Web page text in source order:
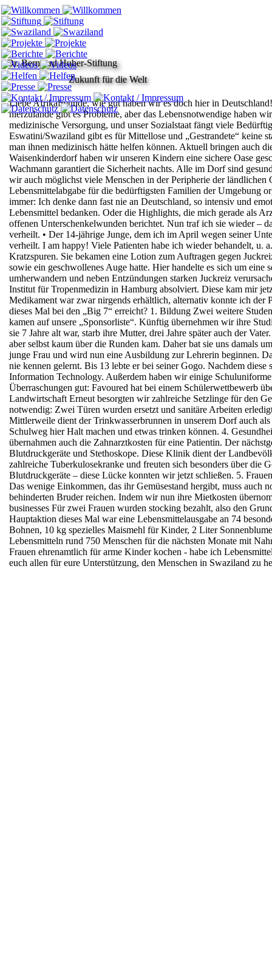
Dr. Bernhard Huber-Stiftung
Liebe Afrikafreunde, wie gut haben wir es doch hier in
hierzulande gibt es Probleme, aber das Lebensnotwendige haben
medizinische Versorgung, und unser Sozialstaat fängt viele
Eswatini/Swaziland gibt es für Mittellose und „Gestrandete“ keine
man ihnen medizinisch hätte helfen können. Aktuell bringen auch
Waisenkinderdorf haben wir unseren Kindern eine sichere Oase
Wachmann garantiert die Sicherheit nachts. Alle im Dorf sind
wir auch möglichst viele Menschen in der Peripherie derländlichen
Lebensmittelabgabe für die bedürftigsten Familien der Umgebung
immer: Ich denke dann fast nie an Deutschland, so intensiv und
Lebensmittel bedanken. Oder die Highlights, die mich gerade als
offenen Unterschenkelwunden berichtet. Nun traf ich sie wieder –
verheilt. • Der 14-jährige Junge, dem ich im April wegen seiner
verheilt. I am happy! Viele Patienten habe ich wieder behandelt, u.
Kratzspuren. Sie bekamen eine Lotion zum Auftragen gegen
sowie ein geschwollenes Auge hatte. Hier handelte es sich um eine
umherwandern und neben Entzündungen starken Juckreiz
Institut fürTropenmedizin in Hamburg absolviert. Diese kam mir
Medikament war zwar nirgends erhältlich, alternativ konnte ich der
dieses Mal bei den „Big 7“ erreicht? 1. Bildung Zwei weitere
kamen auf unsere „Sponsorliste“. Künftig übernehmen wir ihre
sie 7 Jahre alt war, starb ihre Mutter, drei Jahre späterauch der
aber selbst kaum über die Runden kam. Daher bat sie uns damals
junge Frau und wird nun eine Ausbildung zur Lehrerin beginnen.
nie kennen gelernt. Bis 13 lebte er bei seiner Gogo. Nachdem
Information Technology. Außerdem haben wir einige
Überraschungen gut: Favoured hat bei einem Schülerwettbewerb
Landwirtschaft Erneut besorgten wir zahlreiche Setzlinge für den
notwendig: Zwei Türen wurden ersetzt und sanitäre Arbeiten
Mittlerweile dient der Trinkwasserbrunnen in unserem Dorf auch
Schulweg hier Halt machen und etwas trinken können. 4.
übernahmen auch die Zahnarztkosten für eine Patientin. Der
Blutdruckgeräte und Stethoskope. Diese Klinik dient der
zahlreiche Tuberkulosekranke und freuten sich besonders über die
Blutdruckgeräte – diese Lücke konnten wir jetzt schließen. 5.
Das wenige Einkommen, das ihr Gemüsestand hergibt, muss auch
behinderten Bruder reichen. Indem wir nun ihre Mietkosten
businesses Für zwei Frauen wurden stocking bezahlt, also den
Hauptaktion dieses Mal war eine Lebensmittelausgabe an 74
Bohnen, 10 kg spezielles Maismehl für Kinder, 2 Liter
Lebensmitteln rund 750 Menschen für die nächsten Monate mit
Frauen ehrenamtlich für arme Kinder kochen - habe ich
euch allen für eure Unterstützung, den Menschen in Swaziland zu
Zukunft für die Welt